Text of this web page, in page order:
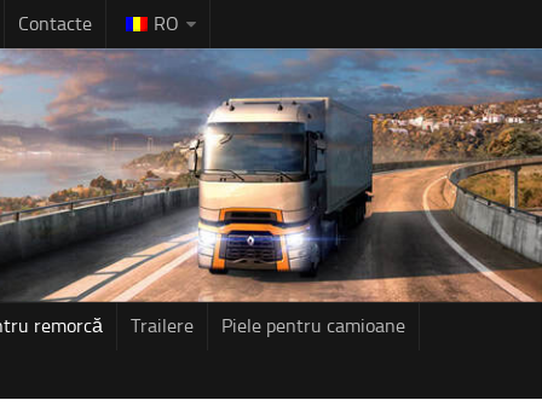
Contacte RO
remorcă Trailere Piele pentru camioane